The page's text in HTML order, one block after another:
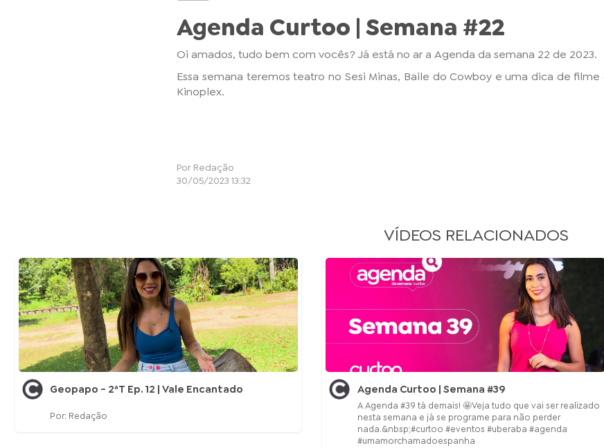
Agenda Curtoo | Semana #22
Oi amados, tudo bem com vocês? Já está no ar a Agenda da semana 22 de 2023.
Essa semana teremos teatro no Sesi Minas, Baile do Cowboy e uma dica de
Kinoplex.
Por Redação
30/05/2023 13:32
VÍDEOS RELACIONADOS
Geopapo - 2ªT Ep. 12 | Vale Encantado
Por: Redação
Agenda Curtoo | Semana #39
A Agenda #39 tá demais! 🤩Veja tudo que vai ser realizado
nesta semana e já se programe para não perder
nada.&nbsp;#curtoo #eventos #uberaba #agenda
#umamorchamadoespanha